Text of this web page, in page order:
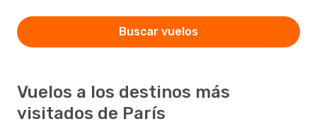
Buscar vuelos
Vuelos a los destinos más
visitados de París